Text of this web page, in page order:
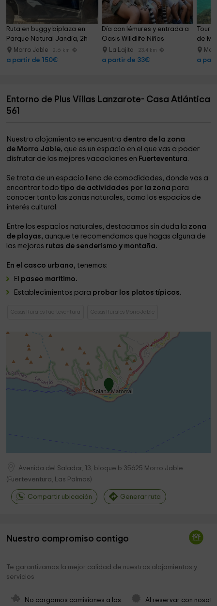
Ruta en buggy biplaza en
Parque Natural Jandía, 2h
Morro Jable 2.6 km
a partir de 150€
Día con lémures y entrada a
Oasis Willdlife Niños
La Lajita 23.4 km
a partir de 33€
Tour
de
a
Entorno de Plus Villas Lanzarote- Casa Atlántica
561
Nuestro alojamiento se encuentra dentro de la zona
de Morro Jable, que es un espacio en el que vas a poder
disfrutar de las mejores vacaciones en Fuerteventura.
Se trata de un espacio lleno de comodidades, donde vas a
encontrar todo tipo de actividades por la zona para
conocer tanto las zonas naturales, como los espacios de
interés cultural.
Entre los espacios naturales, destacamos sin duda la zona
de playas, aunque te recomendamos que hagas alguna de
las mejores rutas de senderismo y montaña.
En el casco urbano, tenemos:
El paseo marítimo.
Establecimientos para probar los platos típicos.
Casas Rurales Fuerteventura Casas Rurales Morro Jable
Avenida del Saladar, 13, bloque b 35625 Morro Jable
( Fuerteventura, Las Palmas)
Compartir ubicación Generar ruta
Nuestro compromiso contigo
Te garantizamos la mejor calidad de nuestros alojamientos y
servicios
No cargamos comisiones a los
Al reservar con